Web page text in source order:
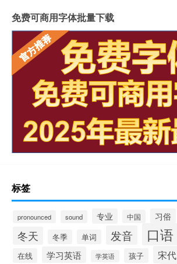
免费可商用字体批量下载
标签
pronounced sound 专业 中国 习俗
冬天 冬季 单词 发音 口语
在线 学习英语 学英语 孩子 宋代